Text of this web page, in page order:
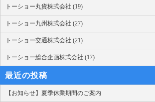
トーショー丸貨株式会社 (19)
トーショー九州株式会社 (27)
トーショー交通株式会社 (21)
トーショー総合企画株式会社 (17)
最近の投稿
【お知らせ】夏季休業期間のご案内